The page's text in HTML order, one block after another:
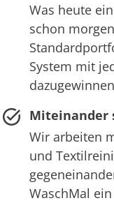
Was heute
schon
System mit
Miteinander
Wir arbeiten
und
WaschMal